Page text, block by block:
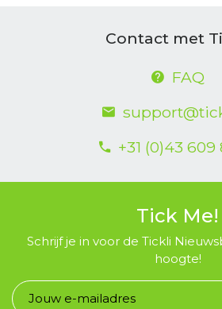
Contact met
FAQ
+31 (0)43 609
Tick Me!
Schrijf je in voor de Tickli
hoogte!